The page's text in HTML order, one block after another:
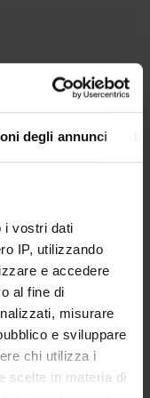
degli annunci
i vostri dati
IP, utilizzando
e accedere
al fine di
misurare
e sviluppare
chi utilizza i
scelte in materia di
SUPERIORE